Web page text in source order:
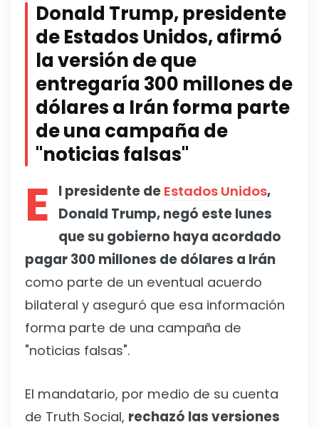
Donald Trump, presidente
de Estados Unidos, afirmó
la versión de que
entregaría 300 millones de
dólares a Irán forma parte
de una campaña de
"noticias falsas"
E l presidente de Estados Unidos,
Donald Trump, negó este lunes
que su gobierno haya acordado
pagar 300 millones de dólares a Irán
como parte de un eventual acuerdo
bilateral y aseguró que esa información
forma parte de una campaña de
"noticias falsas".
El mandatario, por medio de su cuenta
de Truth Social, rechazó las versiones